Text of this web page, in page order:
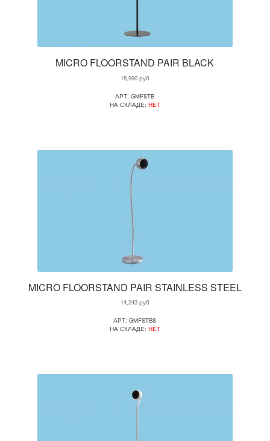
MICRO FLOORSTAND PAIR BLACK
18,990руб
АРТ: GMFSTB
НА СКЛАДЕ: НЕТ
MICRO FLOORSTAND PAIR STAINLESS STEEL
14,243руб
АРТ: GMFSTBS
НА СКЛАДЕ: НЕТ